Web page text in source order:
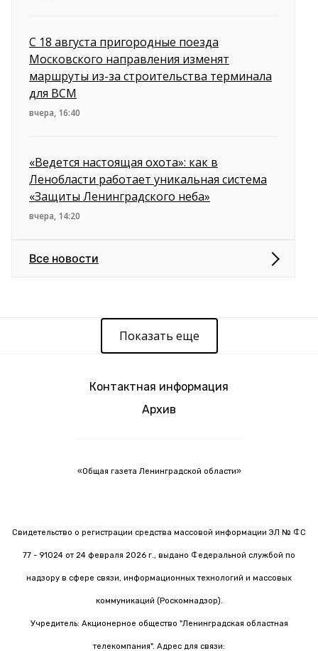
С 18 августа пригородные поезда
Московского направления изменят
маршруты из-за строительства терминала
для ВСМ
вчера, 16:40
«Ведется настоящая охота»: как в
Ленобласти работает уникальная система
«Защиты Ленинградского неба»
вчера, 14:20
Все новости
Показать еще
Контактная информация
Архив
«Общая газета Ленинградской области»
Свидетельство о регистрации средства массовой информации ЭЛ № ФС
77 - 91024 от 24 февраля 2026 г., выдано Федеральной службой по
надзору в сфере связи, информационных технологий и массовых
коммуникаций (Роскомнадзор).
Учредитель: Акционерное общество "Ленинградская областная
телекомпания". Адрес для связи: